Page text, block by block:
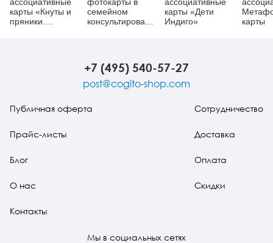
карты «Кнуты и
пряники.
семейном
консультировании.
кризисы
карты «Дети
Индиго»
карты
+7 (495) 540-57-27
post@cogito-shop.com
Публичная оферта
Прайс-листы
Блог
О нас
Контакты
Сотрудничество
Доставка
Оплата
Скидки
Мы в социальных сетях